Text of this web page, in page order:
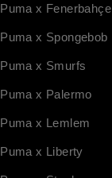
Puma x Fenerbahçe
Puma x Spongebob
Puma x Smurfs
Puma x Palermo
Puma x Lemlem
Puma x Liberty